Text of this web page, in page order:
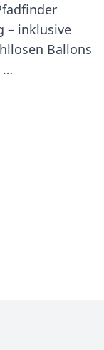
– inklusive
Ballons
…